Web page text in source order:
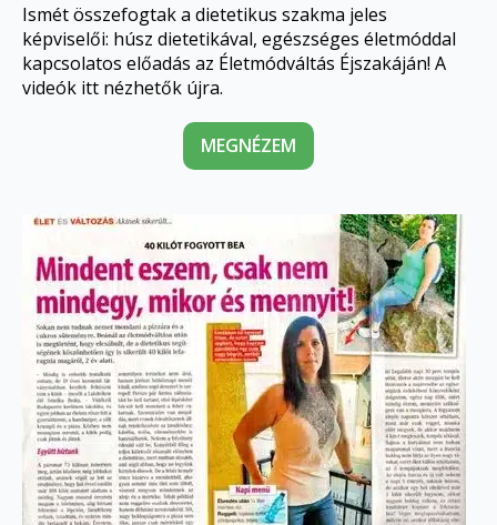
Ismét összefogtak a dietetikus szakma jeles
képviselői: húsz dietetikával, egészséges életmóddal
kapcsolatos előadás az Életmódváltás Éjszakáján! A
videók itt nézhetők újra.
MEGNÉZEM